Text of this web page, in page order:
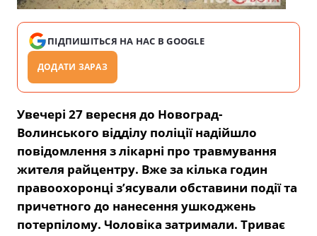
ПІДПИШІТЬСЯ НА НАС В GOOGLE
ДОДАТИ ЗАРАЗ
Увечері 27 вересня до Новоград-
Волинського відділу поліції надійшло
повідомлення з лікарні про травмування
жителя райцентру. Вже за кілька годин
правоохоронці з’ясували обставини події та
причетного до нанесення ушкоджень
потерпілому. Чоловіка затримали. Триває